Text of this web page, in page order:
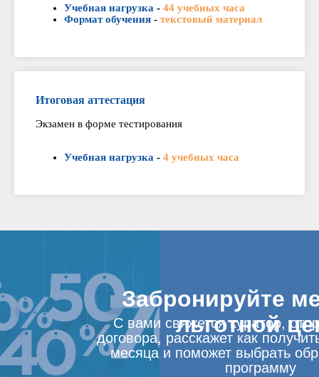
Учебная нагрузка - 44 учебных часа
Формат обучения - текстовый материал
Итоговая аттестация
Экзамен в форме тестирования
Учебная нагрузка - 4 учебных часа
Забронируйте
льготной
С вами свяжется куратор,
договора, расскажет как
месяца и поможет выбрать
программу